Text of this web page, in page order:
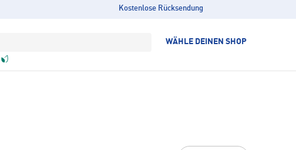
Kostenlose Rücksendung
WÄHLE DEINEN SHOP